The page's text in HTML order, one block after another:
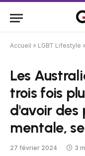
Accueil » LGBT Lifestyle »
Les
trois fois
d'avoir des
mentale,
27 février 2024 3